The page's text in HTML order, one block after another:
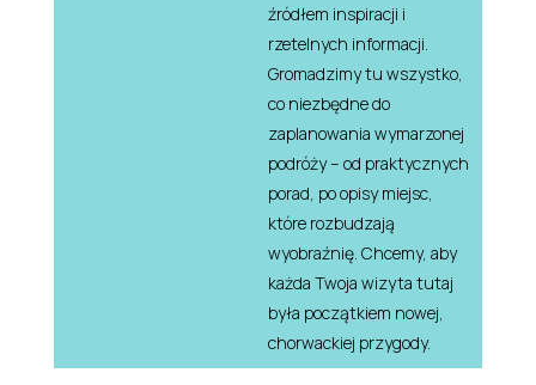
źródłem inspiracji i
rzetelnych informacji.
Gromadzimy tu wszystko,
co niezbędne do
zaplanowania wymarzonej
podróży – od praktycznych
porad, po opisy miejsc,
które rozbudzają
wyobraźnię. Chcemy, aby
każda Twoja wizyta tutaj
była początkiem nowej,
chorwackiej przygody.